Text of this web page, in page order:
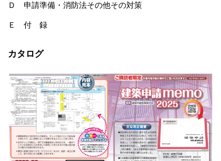
Ｄ 申請準備・消防法その他その対策
Ｅ 付 録
カタログ